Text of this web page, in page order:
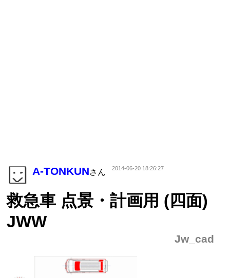
A-TONKUNさん 2014-06-20 18:26:27
救急車 点景・計画用 (四面)
JWW
Jw_cad